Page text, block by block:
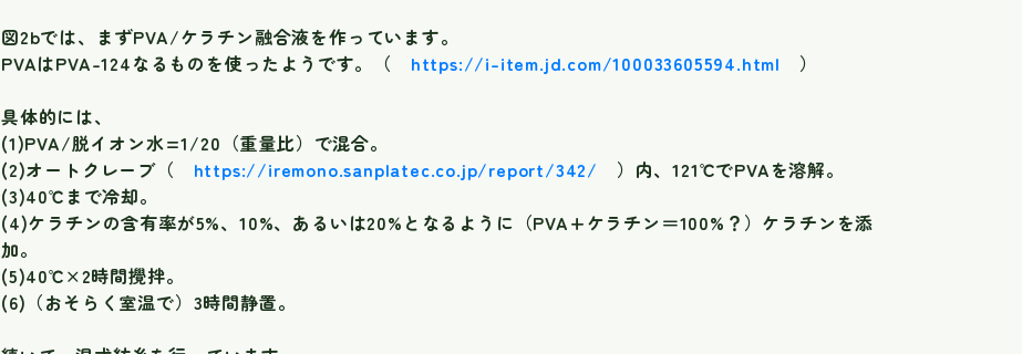
図2bでは、まずPVA/ケラチン融合液を作っています。
PVAはPVA-124なるものを使ったようです。（ https://i-item.jd.com/100033605594.html ）
具体的には、
(1)PVA/脱イオン水=1/20（重量比）で混合。
(2)オートクレーブ（ https://iremono.sanplatec.co.jp/report/342/ ）内、121℃でPVAを溶解。
(3)40℃まで冷却。
(4)ケラチンの含有率が5%、10%、あるいは20%となるように（PVA+ケラチン＝100%？）ケラチンを添
加。
(5)40℃×2時間攪拌。
(6)（おそらく室温で）3時間静置。